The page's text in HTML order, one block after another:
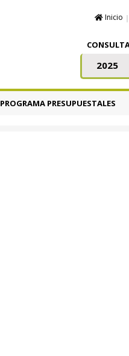
Inicio
2025
PROGRAMA PRESUPUESTALES